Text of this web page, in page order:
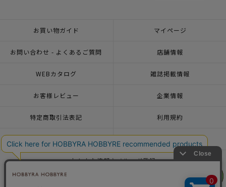
フェア
フェア
お買い物ガイド マイページ
お問い合わせ - よくあるご質問 店舗情報
WEBカタログ 雑誌掲載情報
お客様レビュー 企業情報
特定商取引法表記 利用規約
一緒に働こう♪求人情報
おトクな情報♪メルマガ登録